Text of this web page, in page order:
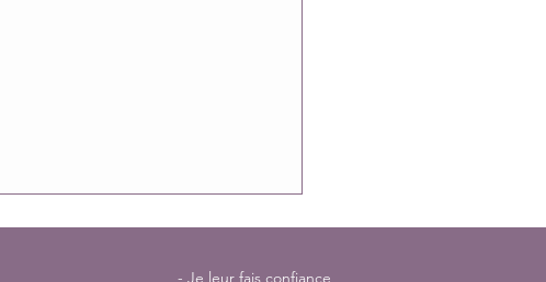
- Je leur fais confiance